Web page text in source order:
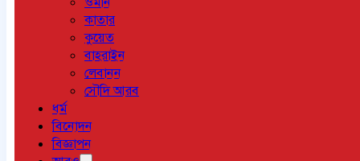
কাতার
কুয়েত
বাহরাইন
লেবানন
সৌদি আরব
ধর্ম
বিনোদন
বিজ্ঞাপন